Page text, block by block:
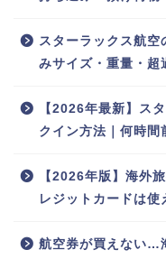
スターラックス航空
みサイズ・重量・超
【2026年最新】ス
クイン方法｜何時間
【2026年版】海外
レジットカードは使
航空券が買えない…